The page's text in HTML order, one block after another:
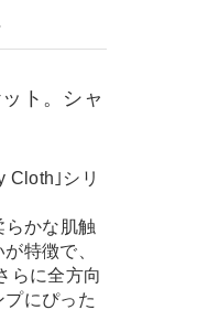
ト。シャ
Cloth｣シリ
らかな肌触
特徴で、
らに全方向
にぴった